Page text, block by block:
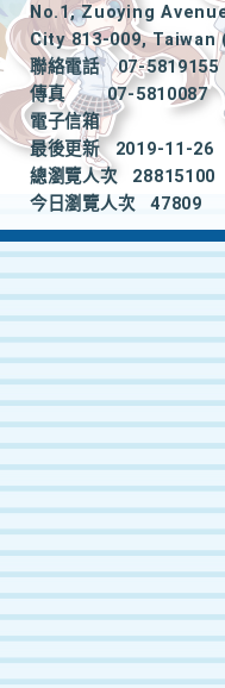
No.1, Zuoying
City 813-009, Taiwan
聯絡電話
07-5819155
傳真
07-5810087
電子信箱
最後更新
2019-11-26
總瀏覽人次
28815100
今日瀏覽人次
47809